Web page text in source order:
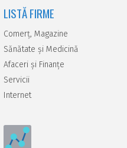
LISTĂ FIRME
Comerţ, Magazine
Sănătate şi Medicină
Afaceri şi Finanţe
Servicii
Internet